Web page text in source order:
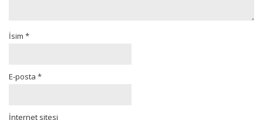
İsim *
E-posta *
İnternet sitesi